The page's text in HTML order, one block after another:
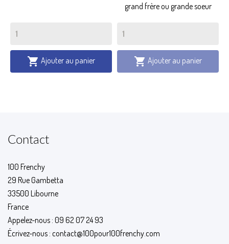
 Ajouter au panier
grand frère ou grande soeur
 Ajouter au panier
Contact
100 Frenchy
29 Rue Gambetta
33500 Libourne
France
Appelez-nous : 09 62 07 24 93
Écrivez-nous : contact@100pour100frenchy.com